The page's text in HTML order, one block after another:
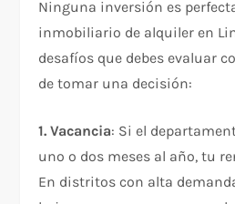
Ninguna inversión es
inmobiliario de alquiler en
desafíos que debes evaluar
de tomar una decisión:
1. Vacancia: Si el
uno o dos meses al año, tu
En distritos con alta